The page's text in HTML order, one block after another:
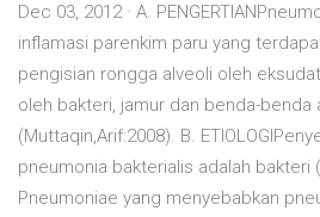
Dec 03, 2012 · A.
inflamasi parenkim paru yang
pengisian rongga alveoli oleh
oleh bakteri, jamur dan benda-benda
(Muttaqin,Arif:2008). B.
pneumonia bakterialis adalah
Pneumoniae yang menyebabkan